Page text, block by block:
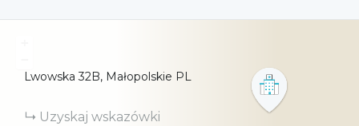
Lwowska 32B Małopolskie PL
Uzyskaj wskazówki